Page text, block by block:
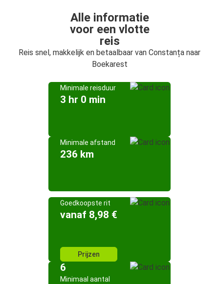
Alle informatie
voor een vlotte
reis
Reis snel, makkelijk en betaalbaar van Constanța naar
Boekarest
Minimale reisduur
3 hr 0 min
Minimale afstand
236 km
Goedkoopste rit
vanaf 8,98 €
Prijzen
6
Minimaal aantal